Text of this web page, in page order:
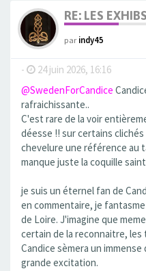
RE: LES
parindy45
- 24 juin 2026, 16:16
@SwedenForCandice
rafraichissante..
C'est rare de la voir
déesse !! sur certains
chevelure une référence au
manque juste la coquille
je suis un éternel fan de
en commentaire, je
de Loire. J'imagine que
certain de la reconnaitre,
Candice sèmera un
grande excitation.